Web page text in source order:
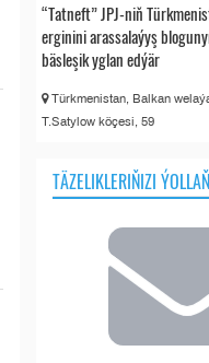
“Tatneft” JPJ-niň
erginini arassalaýyş
bäsleşik yglan edýär
Türkmenistan, Balkan
T.Satylow köçesi, 59
TÄZELIKLERIŇIZI ÝOLLAŇ